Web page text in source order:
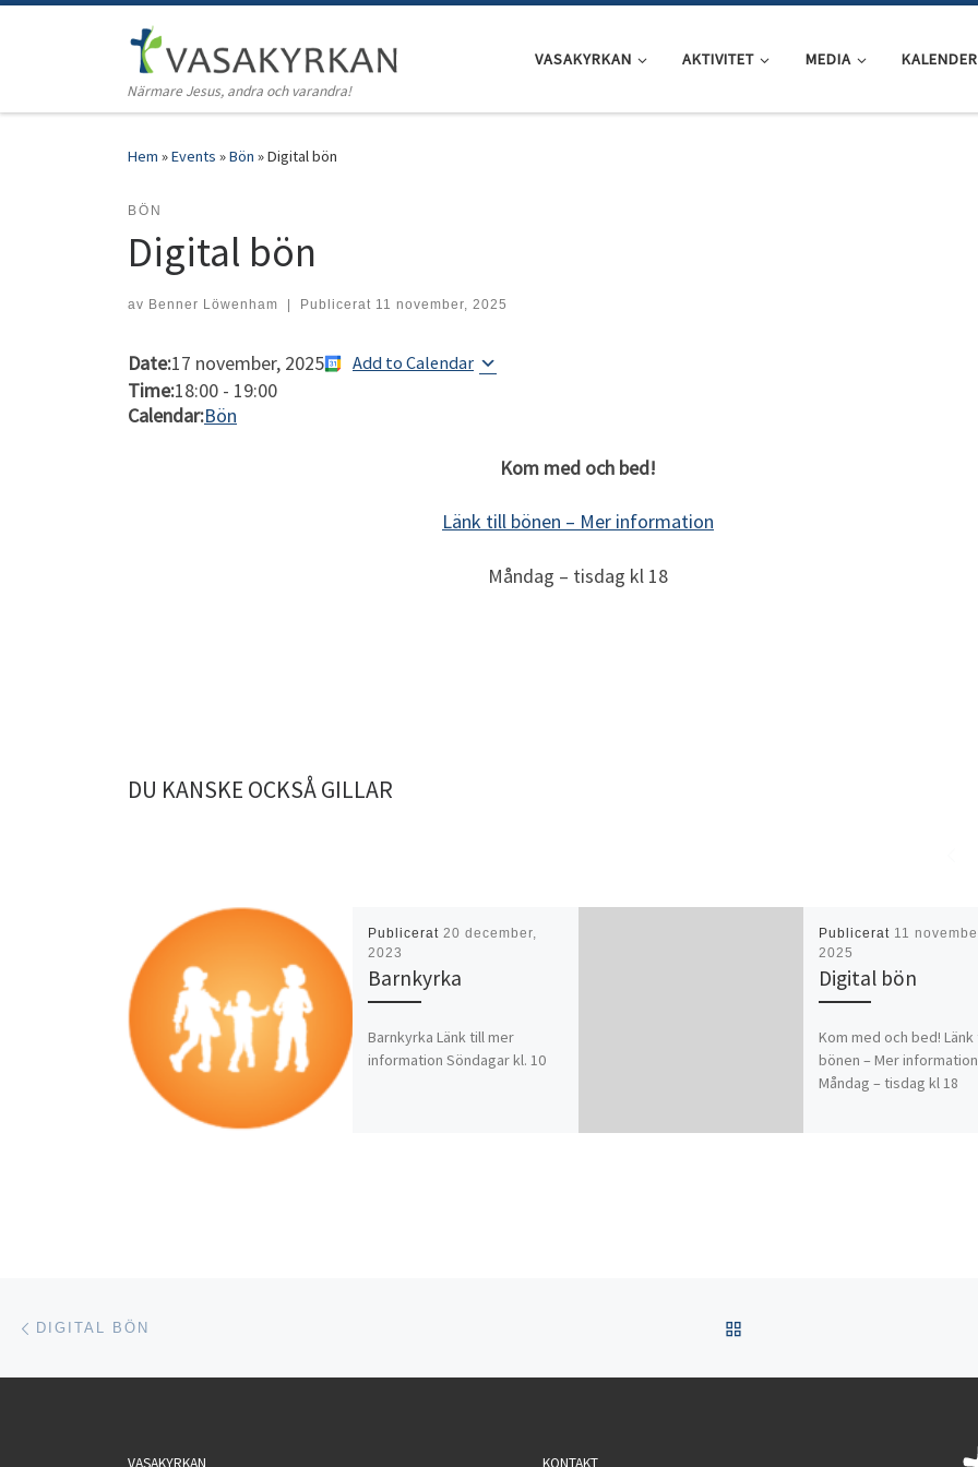
Hoppa till innehåll
Närmare Jesus, andra och varandra!
VASAKYRKAN AKTIVITET MEDIA KALENDER
Hem »Events »Bön »Digital bön
BÖN
Digital bön
av Benner Löwenham Publicerat 11 november, 2025
Date:17 november, 2025 Add to Calendar
Time:18:00 - 19:00
Calendar:Bön
Kom med och bed!
Länk till bönen – Mer information
Måndag – tisdag kl 18
DU KANSKE OCKSÅ GILLAR
Publicerat 20 december,
2023
Barnkyrka
Barnkyrka Länk till mer
information Söndagar kl. 10
Publicerat 11
2025
Digital bön
Kom med och bed! Länk
bönen – Mer information
Måndag – tisdag kl 18
Inläggsnavigering
DIGITAL BÖN
VASAKYRKAN KONTAKT